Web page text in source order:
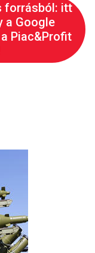
forrásból: itt
a Google
Piac&Profit